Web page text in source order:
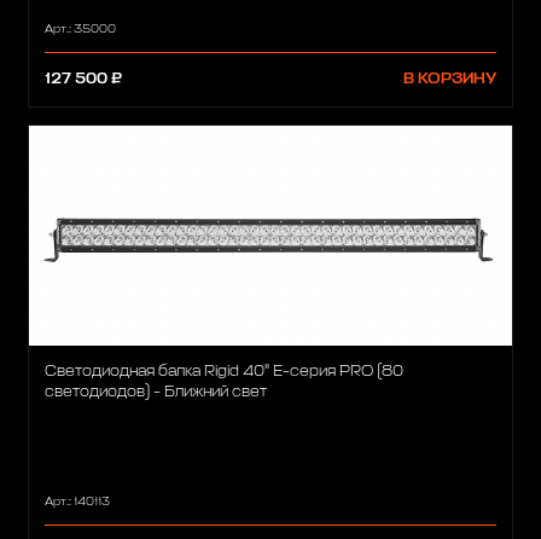
Арт.: 35000
127 500 ₽ В КОРЗИНУ
Светодиодная балка Rigid 40" Е-серия PRO (80
светодиодов) - Ближний свет
Арт.: 140113